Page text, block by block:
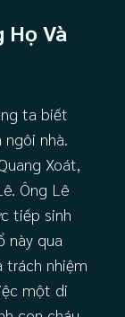
Họ Và
ta biết
nhà.
Xoát,
Ông Lê
tiếp sinh
này qua
trách nhiệm
một di